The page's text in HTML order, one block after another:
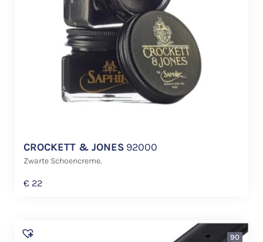
CROCKETT & JONES 92000
Zwarte Schoencreme.
€ 22
90